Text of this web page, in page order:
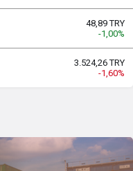
48,89 TRY
-1,00%
3.524,26 TRY
-1,60%